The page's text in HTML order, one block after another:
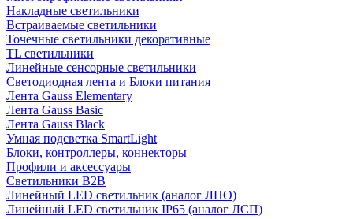
Накладные светильники
Встраиваемые светильники
Точечные светильники декоративные
TL светильники
Линейные сенсорные светильники
Светодиодная лента и Блоки питания
Лента Gauss Elementary
Лента Gauss Basic
Лента Gauss Black
Умная подсветка SmartLight
Блоки, контроллеры, коннекторы
Профили и аксессуары
Светильники B2B
Линейный LED светильник (аналог ЛПО)
Линейный LED светильник IP65 (аналог ЛСП)